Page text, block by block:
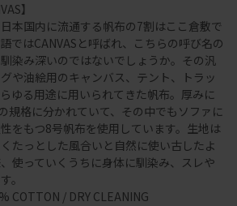
】
本国内に流通する帆布の7割はここ倉敷で
ではCANVASと呼ばれ、こちらの呼び名の
染み深いのではないでしょうか。その汎
や油絵用のキャンバス、テント、トラッ
ゆる用途に用いられてきた帆布。厚みに
規格に分かれていて、その中でもソファに
をもつ8号帆布を使用しています。生地は
たっとした風合いと自然に使い古したよ
使っていくうちに身体に馴染み、スレや
。
COTTON / DRY CLEANING